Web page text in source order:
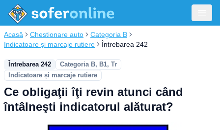
Acasă Chestionare auto
Categoria B
Indicatoare și marcaje rutiere
Întrebarea 242
Întrebarea 242
Categoria B, B1, Tr
Indicatoare și marcaje rutiere
Ce obligaţii îţi revin atunci când
întâlneşti indicatorul alăturat?